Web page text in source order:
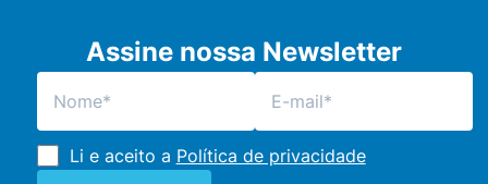
Assine nossa Newsletter
Li e aceito a Política de privacidade